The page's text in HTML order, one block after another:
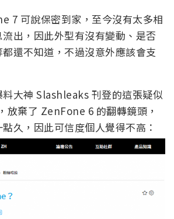
7 可說保密到家，至今沒有太多相
出，因此外型有沒有變動、是否
還不知道，不過沒意外應該會支
料大神 Slashleaks 刊登的這張疑似
放棄了 ZenFone 6 的翻轉鏡頭，
久，因此可信度個人覺得不高：